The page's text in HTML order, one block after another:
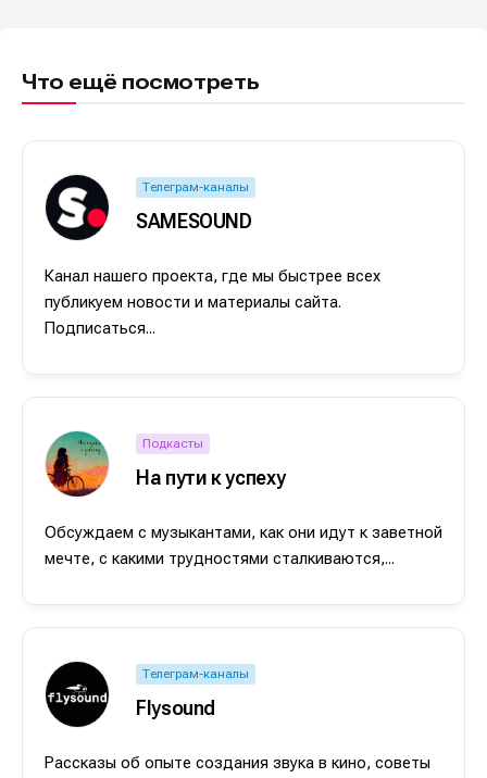
Что ещё посмотреть
Телеграм-каналы
SAMESOUND
Канал нашего проекта, где мы быстрее всех
публикуем новости и материалы сайта.
Подписаться...
Подкасты
На пути к успеху
Обсуждаем с музыкантами, как они идут к заветной
мечте, с какими трудностями сталкиваются,...
Телеграм-каналы
Flysound
Рассказы об опыте создания звука в кино, советы